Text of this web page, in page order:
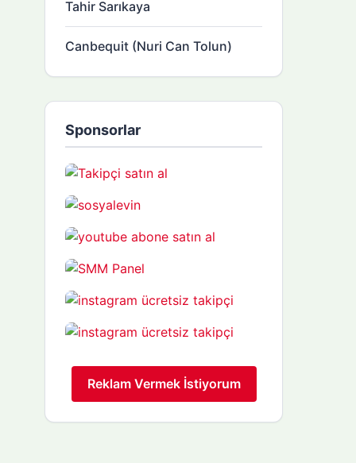
Tahir Sarıkaya
Canbequit (Nuri Can Tolun)
Sponsorlar
Reklam Vermek İstiyorum